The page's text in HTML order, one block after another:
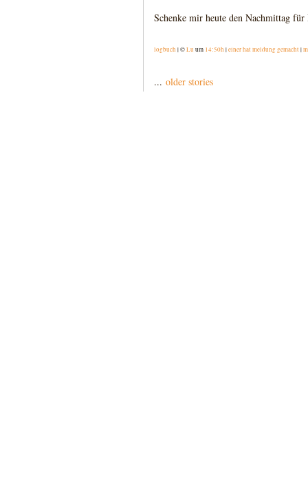
Schenke mir heute den Nachmittag für
logbuch | ©Lu um 14:50h |einer hat meldung gemacht|
... older stories